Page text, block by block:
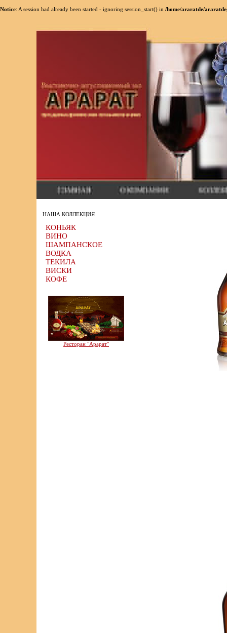
Notice: A session had already been started - ignoring session_start() in /home/araratde/
НАША КОЛЛЕКЦИЯ
КОНЬЯК
ВИНО
ШАМПАНСКОЕ
ВОДКА
ТЕКИЛА
ВИСКИ
КОФЕ
Ресторан "Арарат"